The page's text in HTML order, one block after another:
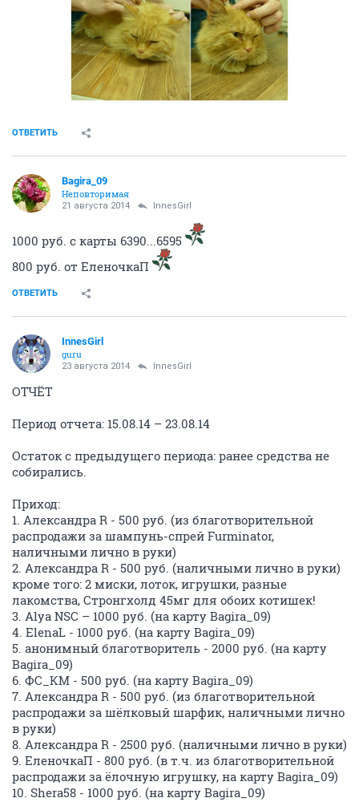
ОТВЕТИТЬ
Bagira_09
Неповторимая
21 августа 2014 InnesGirl
1000 руб. с карты 6390...6595
800 руб. от ЕленочкаП
ОТВЕТИТЬ
InnesGirl
guru
23 августа 2014 InnesGirl
ОТЧЁТ
Период отчета: 15.08.14 – 23.08.14
Остаток с предыдущего периода: ранее средства не
собирались.
Приход:
1. Александра R - 500 руб. (из благотворительной
распродажи за шампунь-спрей Furminator,
наличными лично в руки)
2. Александра R - 500 руб. (наличными лично в руки)
кроме того: 2 миски, лоток, игрушки, разные
лакомства, Стронгхолд 45мг для обоих котишек!
3. Alya NSC – 1000 руб. (на карту Bagira_09)
4. ElenaL - 1000 руб. (на карту Bagira_09)
5. анонимный благотворитель - 2000 руб. (на карту
Bagira_09)
6. ФС_КМ - 500 руб. (на карту Bagira_09)
7. Александра R - 500 руб. (из благотворительной
распродажи за шёлковый шарфик, наличными лично
в руки)
8. Александра R - 2500 руб. (наличными лично в руки)
9. ЕленочкаП - 800 руб. (в т.ч. из благотворительной
распродажи за ёлочную игрушку, на карту Bagira_09)
10. Shera58 - 1000 руб. (на карту Bagira_09)